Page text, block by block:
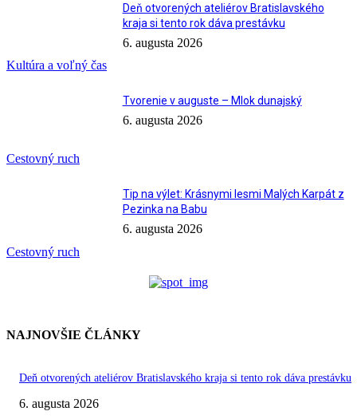
Kultúra a voľný čas
Deň otvorených ateliérov Bratislavského
kraja si tento rok dáva prestávku
6. augusta 2026
Cestovný ruch
Tvorenie v auguste – Mlok dunajský
6. augusta 2026
Cestovný ruch
Tip na výlet: Krásnymi lesmi Malých Karpát z
Pezinka na Babu
6. augusta 2026
NAJNOVŠIE ČLÁNKY
Deň otvorených ateliérov Bratislavského kraja si tento rok dáva prestávku
6. augusta 2026